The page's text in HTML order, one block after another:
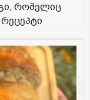
რომელიც